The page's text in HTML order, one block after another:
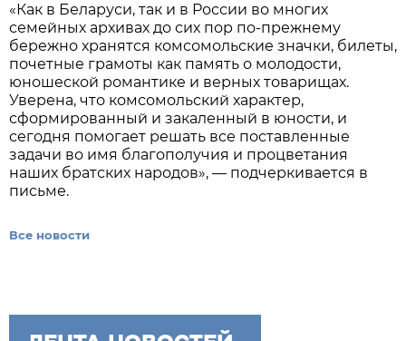
«Как в Беларуси, так и в России во многих
семейных архивах до сих пор по-прежнему
бережно хранятся комсомольские значки, билеты,
почетные грамоты как память о молодости,
юношеской романтике и верных товарищах.
Уверена, что комсомольский характер,
сформированный и закаленный в юности, и
сегодня помогает решать все поставленные
задачи во имя благополучия и процветания
наших братских народов», — подчеркивается в
письме.
Все новости